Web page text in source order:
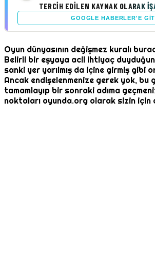
TERCIH EDILEN KAYNAK OLARAK
GOOGLE HABERLER'E
Oyun dünyasının değişmez kuralı
Belirli bir eşyaya acil ihtiyaç
sanki yer yarılmış da içine girmiş gibi
Ancak endişelenmenize gerek yok, bu
tamamlayıp bir sonraki adıma
noktaları oyunda.org olarak sizin için